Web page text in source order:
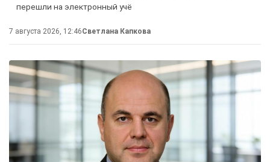
перешли на электронный учё
7 августа 2026, 12:46Светлана Капкова